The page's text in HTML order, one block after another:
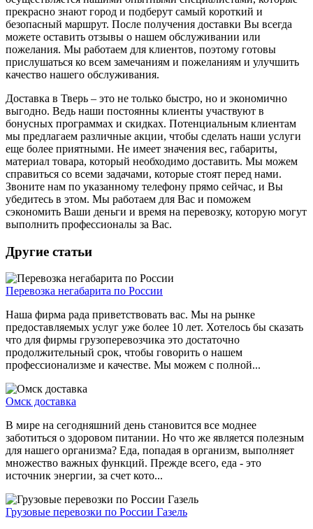
прекрасно знают город и подберут самый короткий и
безопасный маршрут. После получения доставки Вы всегда
можете оставить отзывы о нашем обслуживании или
пожелания. Мы работаем для клиентов, поэтому готовы
прислушаться ко всем замечаниям и пожеланиям и улучшить
качество нашего обслуживания.
Доставка в Тверь – это не только быстро, но и экономично
выгодно. Ведь наши постоянны клиенты участвуют в
бонусных программах и скидках. Потенциальным клиентам
мы предлагаем различные акции, чтобы сделать наши услуги
еще более приятными. Не имеет значения вес, габариты,
материал товара, который необходимо доставить. Мы можем
справиться со всеми задачами, которые стоят перед нами.
Звоните нам по указанному телефону прямо сейчас, и Вы
убедитесь в этом. Мы работаем для Вас и поможем
сэкономить Ваши деньги и время на перевозку, которую могут
выполнить профессионалы за Вас.
Другие статьи
Перевозка негабарита по России
Наша фирма рада приветствовать вас. Мы на рынке
предоставляемых услуг уже более 10 лет. Хотелось бы сказать
что для фирмы грузоперевозчика это достаточно
продолжительный срок, чтобы говорить о нашем
профессионализме и качестве. Мы можем с полной...
Омск доставка
В мире на сегодняшний день становится все моднее
заботиться о здоровом питании. Но что же является полезным
для нашего организма? Еда, попадая в организм, выполняет
множество важных функций. Прежде всего, еда - это
источник энергии, за счет кото...
Грузовые перевозки по России Газель